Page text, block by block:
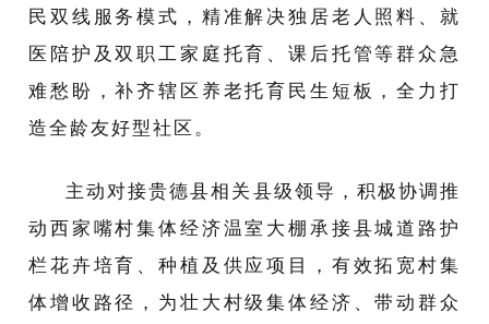
民双线服务模式，精准解决独居老人照料、就
医陪护及双职工家庭托育、课后托管等群众急
难愁盼，补齐辖区养老托育民生短板，全力打
造全龄友好型社区。
主动对接贵德县相关县级领导，积极协调推
动西家嘴村集体经济温室大棚承接县城道路护
栏花卉培育、种植及供应项目，有效拓宽村集
体增收路径，为壮大村级集体经济、带动群众